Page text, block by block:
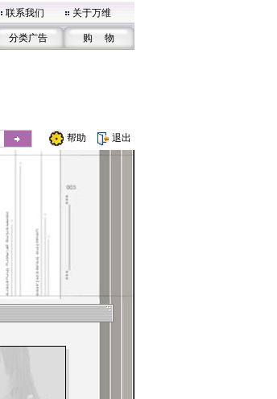
联系我们 关于万维
分类广告 购 物
帮助 退出